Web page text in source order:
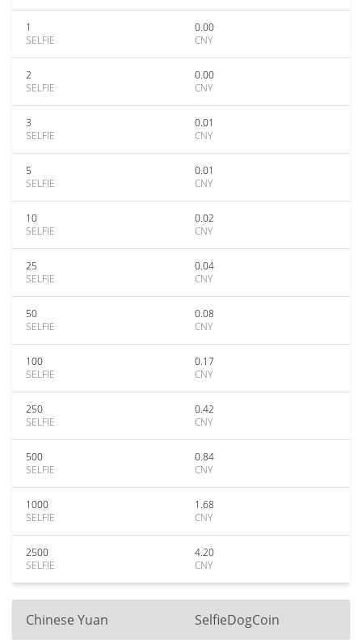
1
SELFIE
0.00
CNY
2
SELFIE
0.00
CNY
3
SELFIE
0.01
CNY
5
SELFIE
0.01
CNY
10
SELFIE
0.02
CNY
25
SELFIE
0.04
CNY
50
SELFIE
0.08
CNY
100
SELFIE
0.17
CNY
250
SELFIE
0.42
CNY
500
SELFIE
0.84
CNY
1000
SELFIE
1.68
CNY
2500
SELFIE
4.20
CNY
Chinese Yuan SelfieDogCoin